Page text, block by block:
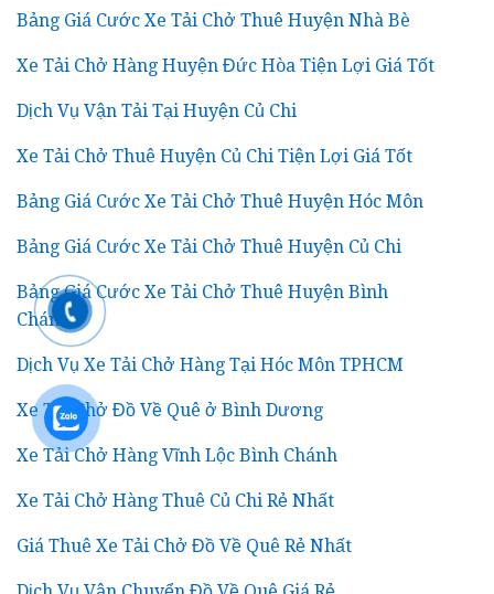
Bảng Giá Cước Xe Tải Chở Thuê Huyện Nhà Bè
Xe Tải Chở Hàng Huyện Đức Hòa Tiện Lợi Giá Tốt
Dịch Vụ Vận Tải Tại Huyện Củ Chi
Xe Tải Chở Thuê Huyện Củ Chi Tiện Lợi Giá Tốt
Bảng Giá Cước Xe Tải Chở Thuê Huyện Hóc Môn
Bảng Giá Cước Xe Tải Chở Thuê Huyện Củ Chi
Bảng Giá Cước Xe Tải Chở Thuê Huyện Bình
Chánh
Dịch Vụ Xe Tải Chở Hàng Tại Hóc Môn TPHCM
Xe Tải Chở Đồ Về Quê ở Bình Dương
Xe Tải Chở Hàng Vĩnh Lộc Bình Chánh
Xe Tải Chở Hàng Thuê Củ Chi Rẻ Nhất
Giá Thuê Xe Tải Chở Đồ Về Quê Rẻ Nhất